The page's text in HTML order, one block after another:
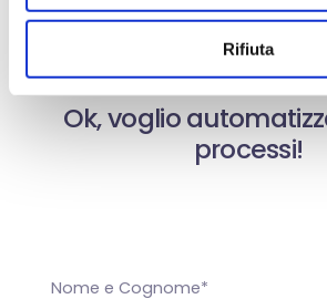
Rifiuta
Riduzione dei costidi
Ok, voglio
processi!